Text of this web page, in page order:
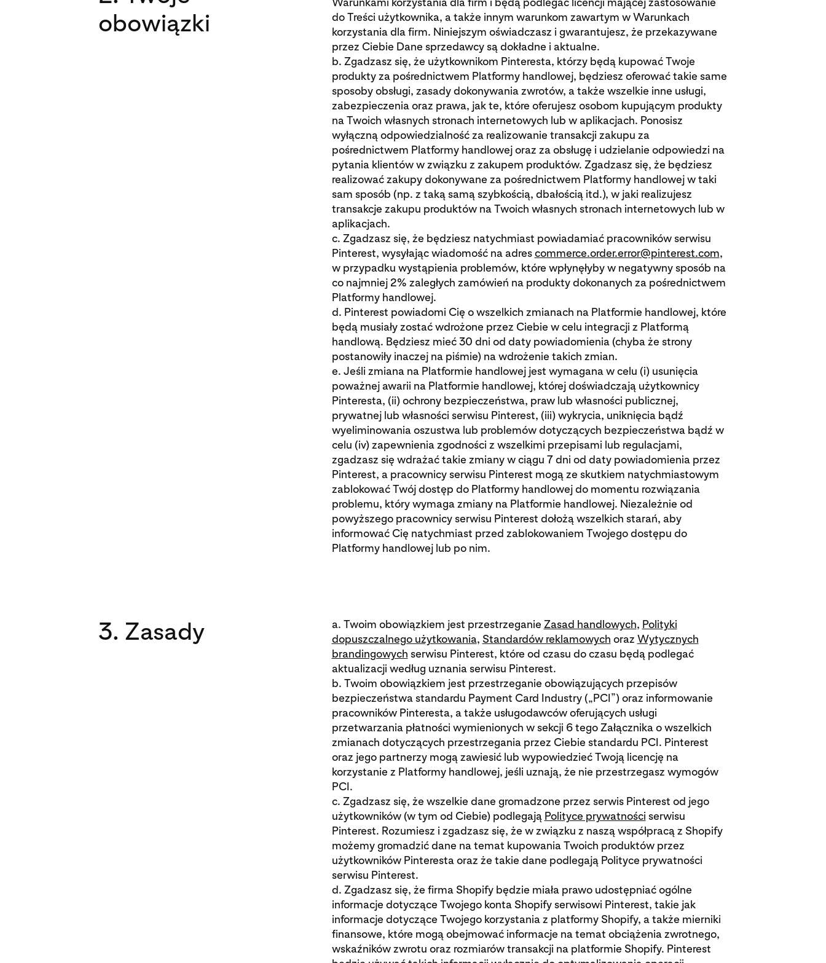
obowiązki
do Treści użytkownika, a także innym warunkom zawartym w Warunkach
korzystania dla firm. Niniejszym oświadczasz i gwarantujesz, że przekazywane
przez Ciebie Dane sprzedawcy są dokładne i aktualne.
b. Zgadzasz się, że użytkownikom Pinteresta, którzy będą kupować Twoje
produkty za pośrednictwem Platformy handlowej, będziesz oferować takie same
sposoby obsługi, zasady dokonywania zwrotów, a także wszelkie inne usługi,
zabezpieczenia oraz prawa, jak te, które oferujesz osobom kupującym produkty
na Twoich własnych stronach internetowych lub w aplikacjach. Ponosisz
wyłączną odpowiedzialność za realizowanie transakcji zakupu za
pośrednictwem Platformy handlowej oraz za obsługę i udzielanie odpowiedzi na
pytania klientów w związku z zakupem produktów. Zgadzasz się, że będziesz
realizować zakupy dokonywane za pośrednictwem Platformy handlowej w taki
sam sposób (np. z taką samą szybkością, dbałością itd.), w jaki realizujesz
transakcje zakupu produktów na Twoich własnych stronach internetowych lub w
aplikacjach.
c. Zgadzasz się, że będziesz natychmiast powiadamiać pracowników serwisu
Pinterest, wysyłając wiadomość na adrescommerce.order.error@pinterest.com,
w przypadku wystąpienia problemów, które wpłynęłyby w negatywny sposób na
co najmniej 2% zaległych zamówień na produkty dokonanych za pośrednictwem
Platformy handlowej.
d. Pinterest powiadomi Cię o wszelkich zmianach na Platformie handlowej, które
będą musiały zostać wdrożone przez Ciebie w celu integracji z Platformą
handlową. Będziesz mieć 30 dni od daty powiadomienia (chyba że strony
postanowiły inaczej na piśmie) na wdrożenie takich zmian.
e. Jeśli zmiana na Platformie handlowej jest wymagana w celu (i) usunięcia
poważnej awarii na Platformie handlowej, której doświadczają użytkownicy
Pinteresta, (ii) ochrony bezpieczeństwa, praw lub własności publicznej,
prywatnej lub własności serwisu Pinterest, (iii) wykrycia, uniknięcia bądź
wyeliminowania oszustwa lub problemów dotyczących bezpieczeństwa bądź w
celu (iv) zapewnienia zgodności z wszelkimi przepisami lub regulacjami,
zgadzasz się wdrażać takie zmiany w ciągu 7 dni od daty powiadomienia przez
Pinterest, a pracownicy serwisu Pinterest mogą ze skutkiem natychmiastowym
zablokować Twój dostęp do Platformy handlowej do momentu rozwiązania
problemu, który wymaga zmiany na Platformie handlowej. Niezależnie od
powyższego pracownicy serwisu Pinterest dołożą wszelkich starań, aby
informować Cię natychmiast przed zablokowaniem Twojego dostępu do
Platformy handlowej lub po nim.
3. Zasady a. Twoim obowiązkiem jest przestrzeganie Zasad handlowych, Polityki
dopuszczalnego użytkowania, Standardów reklamowych oraz Wytycznych
brandingowych serwisu Pinterest, które od czasu do czasu będą podlegać
aktualizacji według uznania serwisu Pinterest.
b. Twoim obowiązkiem jest przestrzeganie obowiązujących przepisów
bezpieczeństwa standardu Payment Card Industry („PCI”) oraz informowanie
pracowników Pinteresta, a także usługodawców oferujących usługi
przetwarzania płatności wymienionych w sekcji 6 tego Załącznika o wszelkich
zmianach dotyczących przestrzegania przez Ciebie standardu PCI. Pinterest
oraz jego partnerzy mogą zawiesić lub wypowiedzieć Twoją licencję na
korzystanie z Platformy handlowej, jeśli uznają, że nie przestrzegasz wymogów
PCI.
c. Zgadzasz się, że wszelkie dane gromadzone przez serwis Pinterest od jego
użytkowników (w tym od Ciebie) podlegają Polityce prywatności serwisu
Pinterest. Rozumiesz i zgadzasz się, że w związku z naszą współpracą z Shopify
możemy gromadzić dane na temat kupowania Twoich produktów przez
użytkowników Pinteresta oraz że takie dane podlegają Polityce prywatności
serwisu Pinterest.
d. Zgadzasz się, że firma Shopify będzie miała prawo udostępniać ogólne
informacje dotyczące Twojego konta Shopify serwisowi Pinterest, takie jak
informacje dotyczące Twojego korzystania z platformy Shopify, a także mierniki
finansowe, które mogą obejmować informacje na temat obciążenia zwrotnego,
wskaźników zwrotu oraz rozmiarów transakcji na platformie Shopify. Pinterest